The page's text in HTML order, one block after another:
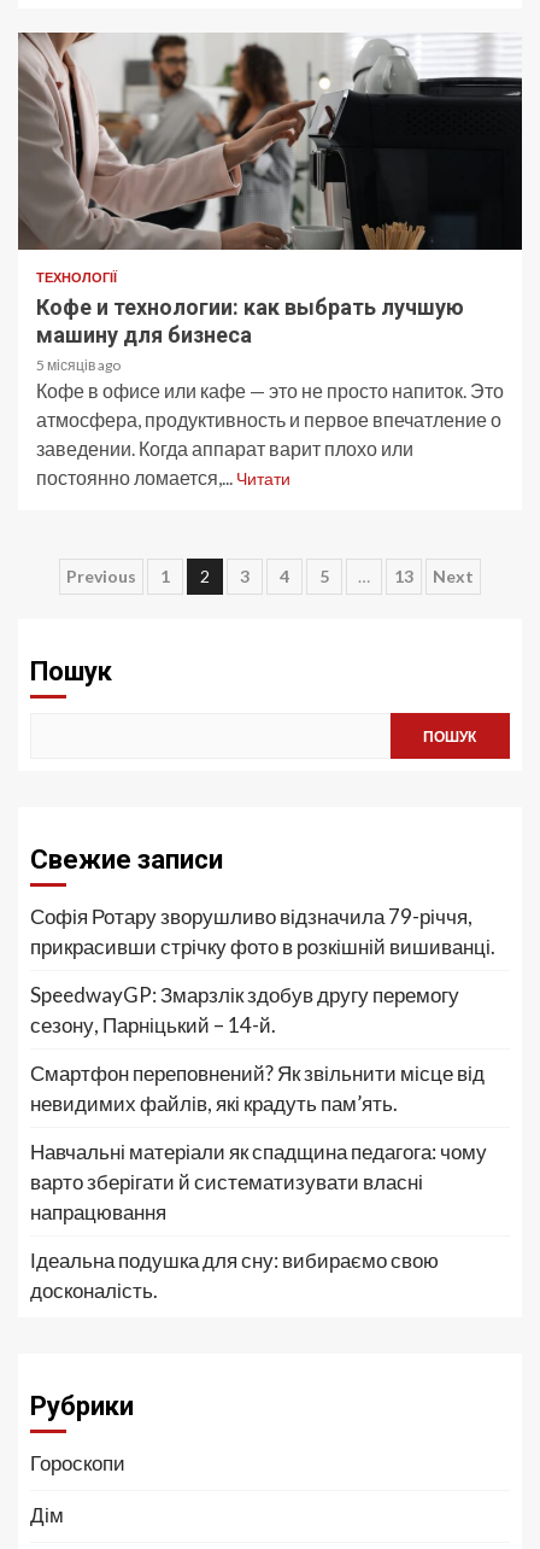
ТЕХНОЛОГІЇ
Кофе и технологии: как выбрать лучшую
машину для бизнеса
5 місяців ago
Кофе в офисе или кафе — это не просто напиток. Это
атмосфера, продуктивность и первое впечатление о
заведении. Когда аппарат варит плохо или
постоянно ломается,... Читати
Пагінація
Previous 1 2 3 4 5 … 13 Next
Пошук
ПОШУК
Свежие записи
Софія Ротару зворушливо відзначила 79-річчя,
прикрасивши стрічку фото в розкішній вишиванці.
SpeedwayGP: Змарзлік здобув другу перемогу
сезону, Парніцький – 14-й.
Смартфон переповнений? Як звільнити місце від
невидимих файлів, які крадуть пам’ять.
Навчальні матеріали як спадщина педагога: чому
варто зберігати й систематизувати власні
напрацювання
Ідеальна подушка для сну: вибираємо свою
досконалість.
Рубрики
Гороскопи
Дім